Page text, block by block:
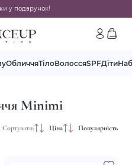
у подарунок!
ОбличчяТілоВолоссяSPFДіти
Minimi
Сортувати: Ціна Популярність